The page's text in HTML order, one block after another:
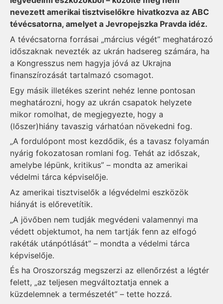
nevezett amerikai tisztviselőkre hivatkozva az ABC
tévécsatorna, amelyet a Jevropejszka Pravda idéz.
A tévécsatorna forrásai „március végét” meghatározó
időszaknak nevezték az ukrán hadsereg számára, ha
a Kongresszus nem hagyja jóvá az Ukrajna
finanszírozását tartalmazó csomagot.
Egy másik illetékes szerint nehéz lenne pontosan
meghatározni, hogy az ukrán csapatok helyzete
mikor romolhat, de megjegyezte, hogy a
(lőszer)hiány tavaszig várhatóan növekedni fog.
„A fordulópont most kezdődik, és a tavasz folyamán
nyárig fokozatosan romlani fog. Tehát az időszak,
amelybe lépünk, kritikus” – mondta az amerikai
védelmi tárca képviselője.
Az amerikai tisztviselők a légvédelmi eszközök
hiányát is előrevetítik.
„A jövőben nem tudják megvédeni valamennyi ma
védett objektumot, ha nem tartják fenn az elfogó
rakéták utánpótlását” – mondta a védelmi tárca
képviselője.
És ha Oroszország megszerzi az ellenőrzést a légtér
felett, „az teljesen megváltoztatja ennek a
küzdelemnek a természetét” – tette hozzá.